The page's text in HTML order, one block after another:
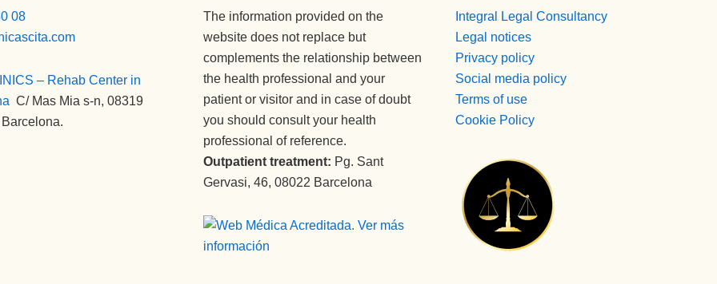
08
– Rehab Center in
:C/ Mas Mia s-n, 08319
The information provided on the
website does not replace but
complements the relationship between
the health professional and your
patient or visitor and in case of doubt
you should consult your health
professional of reference.
Outpatient treatment: Pg. Sant
Gervasi, 46, 08022 Barcelona
Integral Legal Consultancy
Legal notices
Privacy policy
Social media policy
Terms of use
Cookie Policy